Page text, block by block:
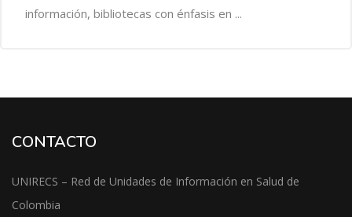
información, bibliotecas con énfasis en ...
CONTACTO
UNIRECS – Red de Unidades de Información en Salud de
Colombia